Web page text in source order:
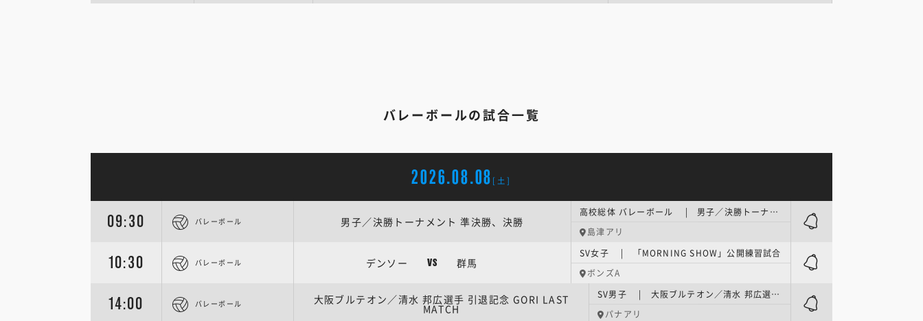
バレーボールの試合一覧
2026.08.08 [土]
09:30 バレーボール 男子／決勝トーナメント 準決勝、決勝
高校総体 バレーボール | 男子／決勝トーナメント 準決勝、決勝
島津アリ
10:30 バレーボール デンソー VS 群馬
SV女子 | 「MORNING SHOW」公開練習試合
ボンズA
14:00 バレーボール 大阪ブルテオン／清水 邦広選手 引退記念 GORI LAST
MATCH
SV男子 | 大阪ブルテオン／清水 邦広選手 引退記念 GORI LAST MATCH
パナアリ